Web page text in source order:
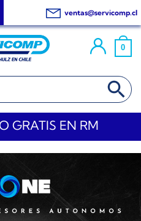
ventas@servicomp.cl
0
BOTÓN DE
GRATIS EN RM